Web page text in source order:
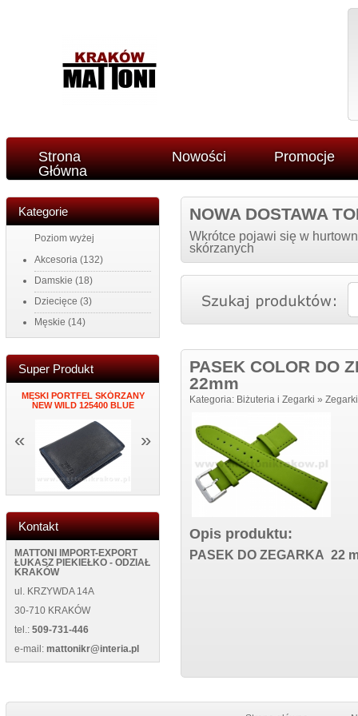
Strona
Główna
Nowości Promocje
Kategorie
Poziom wyżej
Akcesoria (132)
Damskie (18)
Dziecięce (3)
Męskie (14)
Super Produkt
MĘSKI PORTFEL SKÓRZANY
NEW WILD 125400 BLUE
ZEGAR NAKLEJANY NA
ŚCIANĘ NEW 5013 BLACK
PORTFEL
« »
Kontakt
MATTONI IMPORT-EXPORT
ŁUKASZ PIEKIEŁKO - ODZIAŁ
KRAKÓW
ul. KRZYWDA 14A
30-710 KRAKÓW
tel.: 509-731-446
e-mail: mattonikr@interia.pl
NOWA DOSTAWA
Wkrótce pojawi się w
skórzanych
PASEK COLOR DO
22mm
Kategoria: Biżuteria i Zegarki » Zegarki
Opis produktu:
PASEK DO ZEGARKA 22